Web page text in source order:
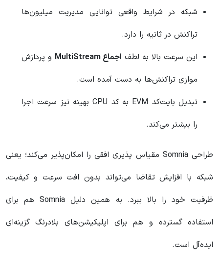
شبکه در شرایط واقعی توانایی مدیریت میلیون‌ها
تراکنش در ثانیه را دارد.
این سرعت بالا به لطف اجماع MultiStream
و پردازش
موازی تراکنش‌ها به دست آمده است.
تبدیل بایت‌کد EVM به کد CPU بهینه نیز سرعت اجرا
را بیشتر می‌کند.
طراحی Somnia مقیاس‌ پذیری افقی را امکان‌پذیر می‌کند؛ یعنی
شبکه با افزایش تقاضا می‌تواند بدون افت سرعت و کیفیت،
ظرفیت خود را بالا ببرد. به همین دلیل Somnia هم برای
استفاده گسترده و هم برای اپلیکیشن‌های بلادرنگ گزینه‌ای
ایده‌آل است.